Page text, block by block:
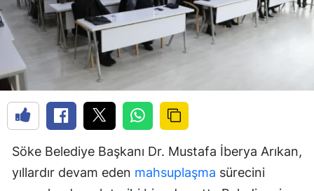
Söke Belediye Başkanı Dr. Mustafa İberya Arıkan,
yıllardır devam eden mahsuplaşma sürecini